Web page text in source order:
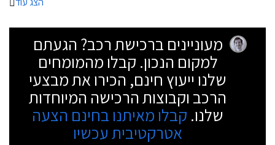
מעוניינים ברכישת רכב? הגעתם
למקום הנכון. קבלו מהמומחים
שלנו ייעוץ חינם, הכירו את מבצעי
הרכב וקבוצות הרכישה המיוחדות
שלנו. קבלו מאיתנו בחינם הצעה
אטרקטיבית עכשיו